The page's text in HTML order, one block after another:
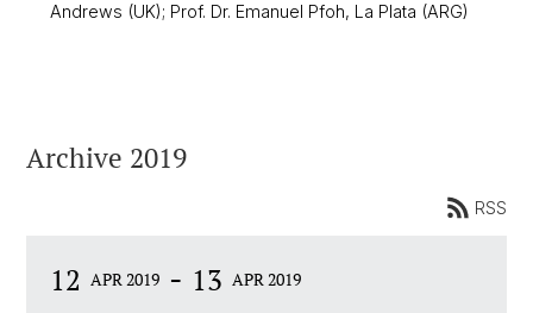
Andrews (UK); Prof. Dr. Emanuel Pfoh, La Plata (ARG)
Archive 2019
RSS
12 APR 2019 - 13 APR 2019